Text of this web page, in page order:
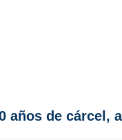
años de cárcel,